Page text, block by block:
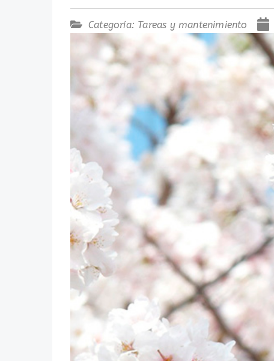
Categoría: Tareas y mantenimiento